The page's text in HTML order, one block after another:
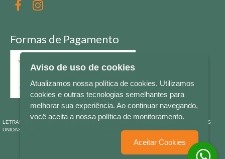
Formas de Pagamento
LETRAS & CIA - CNPJ n° 88.587.548/0001-20 - Térreo Bourbon Shopping - AV. NAÇÕES
UNIDAS , 2001 - Lojas 1064/1065 - RIO BRANCO - - NOVO HAMBURGO - RS
Aviso de uso de cookies
Atualizamos nossa política de cookies. Utilizamos
cookies e outras tecnologias semelhantes para
melhorar sua experiência. Ao continuar navegando,
você aceita a nossa política de monitoramento.
Aceitar Cookies